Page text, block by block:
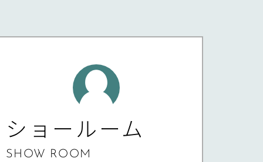
ショールーム
SHOW ROOM